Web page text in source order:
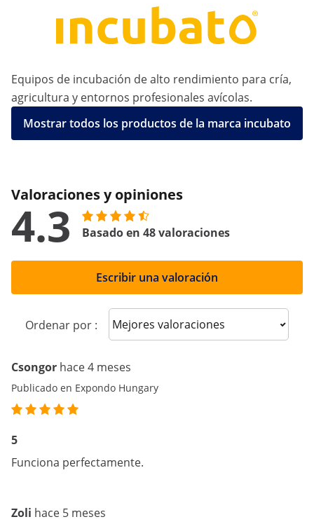
Equipos de incubación de alto rendimiento para cría,
agricultura y entornos profesionales avícolas.
Mostrar todos los productos de la marca incubato
Valoraciones y opiniones
4.3 Basado en 48 valoraciones
Escribir una valoración
Ordenar por : Sort reviews
Csongor hace 4 meses
Publicado en Expondo Hungary
5
Funciona perfectamente.
Zoli hace 5 meses